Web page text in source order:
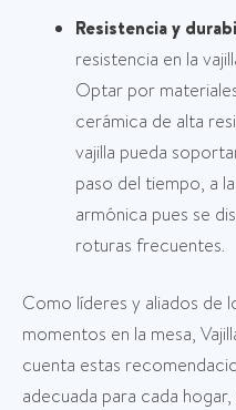
Resistencia y
resistencia en la
Optar por
cerámica de alta
vajilla pueda
paso del tiempo, a
armónica pues se
roturas frecuentes.
Como líderes y aliados de
momentos en la mesa,
cuenta estas
adecuada para cada